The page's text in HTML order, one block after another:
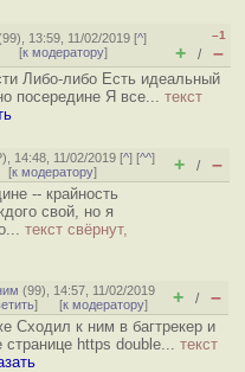
99), 13:59, 11/02/2019 [^]
[к модератору]
–1
+ / –
Либо-либо Есть идеальный
посередине Я все... текст
), 14:48, 11/02/2019 [^] [^^]
[к модератору] + / –
-- крайность
свой, но я
текст свёрнут,
(99), 14:57, 11/02/2019
] [к модератору] + / –
Сходил к ним в багтрекер и
странице https double... текст